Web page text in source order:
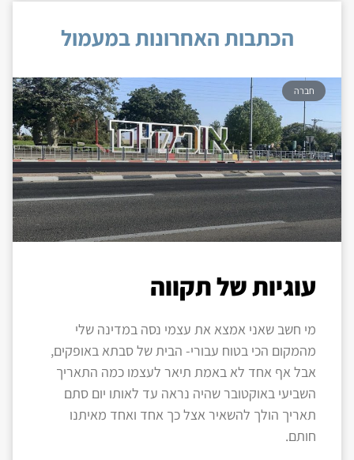
הכתבות האחרונות במעמול
חברה
עוגיות של תקווה
מי חשב שאני אמצא את עצמי נסה במדינה שלי
מהמקום הכי בטוח עבורי- הבית של סבתא באופקים,
אבל אף אחד לא באמת תיאר לעצמו כמה התאריך
השביעי באוקטובר שהיה נראה עד לאותו יום סתם
תאריך הולך להשאיר אצל כך אחד ואחד מאיתנו
חותם.